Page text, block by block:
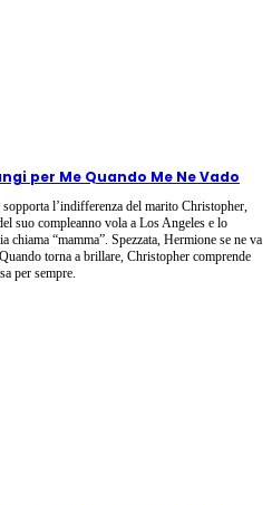
per Me Quando Me Ne Vado
l’indifferenza del marito Christopher,
suo compleanno vola a Los Angeles e lo
chiama “mamma”. Spezzata, Hermione se ne va
torna a brillare, Christopher comprende
per sempre.